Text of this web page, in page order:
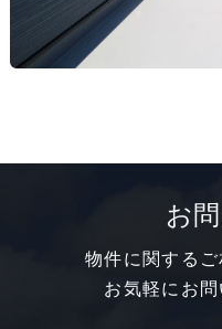
お
物件に関する
お気軽にお問